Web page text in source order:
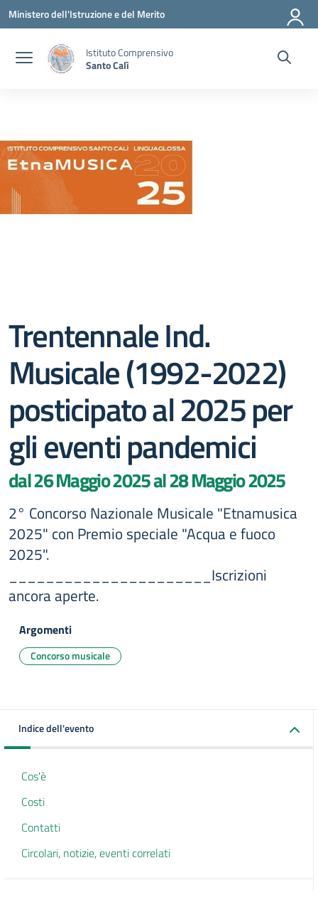
Vai ai contenuti
Vai al menu di navigazione
Vai al footer
Ministero dell'Istruzione e del Merito
Istituto Comprensivo
Santo Calì
Trentennale Ind.
Musicale (1992-2022)
posticipato al 2025 per
gli eventi pandemici
dal 26 Maggio 2025 al 28 Maggio 2025
2° Concorso Nazionale Musicale "Etnamusica
2025" con Premio speciale "Acqua e fuoco
2025".
______________________Iscrizioni
ancora aperte.
Argomenti
Concorso musicale
Indice dell'evento
Cos'è
Costi
Contatti
Circolari, notizie, eventi correlati